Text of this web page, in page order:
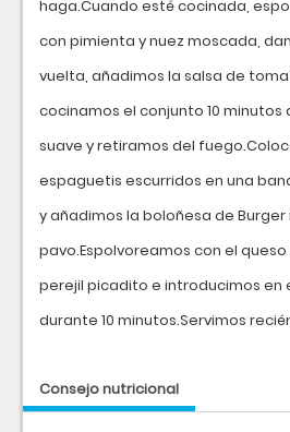
haga.Cuando esté cocinada,
con pimienta y nuez moscada,
vuelta, añadimos la salsa de
cocinamos el conjunto 10 minutos
suave y retiramos del
espaguetis escurridos en una
y añadimos la boloñesa de
pavo.Espolvoreamos con el
perejil picadito e introducimos en
durante 10 minutos.Servimos
Consejo nutricional